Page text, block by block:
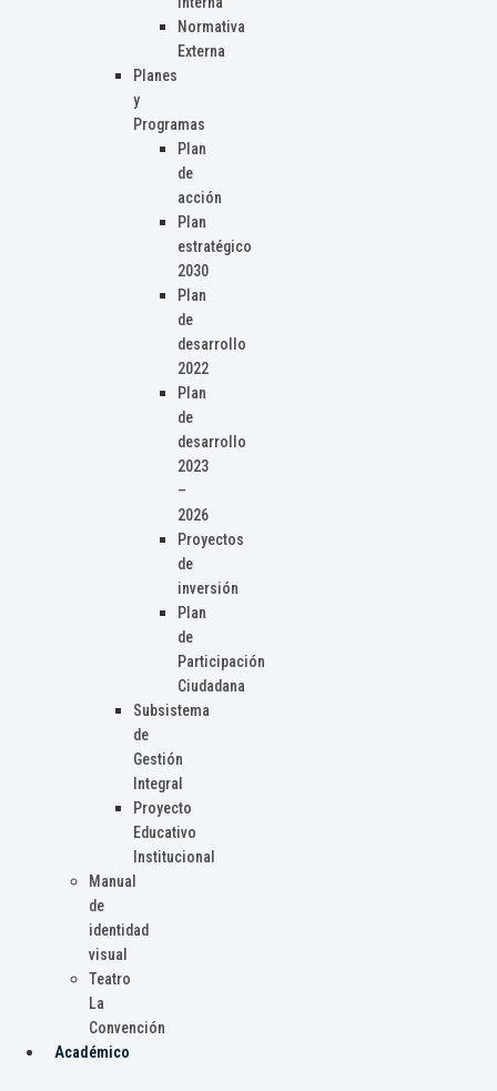
Normativa
Externa
Planes
y
Programas
Plan
de
acción
Plan
estratégico
2030
Plan
de
desarrollo
2022
Plan
de
desarrollo
2023
–
2026
Proyectos
de
inversión
Plan
de
Participación
Ciudadana
Subsistema
de
Gestión
Integral
Proyecto
Educativo
Institucional
Manual
de
identidad
visual
Teatro
La
Convención
Académico